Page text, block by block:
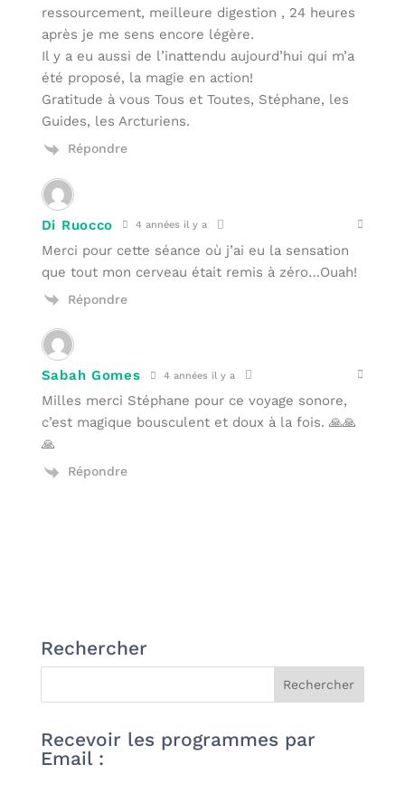
ressourcement, meilleure digestion , 24 heures
après je me sens encore légère.
Il y a eu aussi de l’inattendu aujourd’hui qui m’a
été proposé, la magie en action!
Gratitude à vous Tous et Toutes, Stéphane, les
Guides, les Arcturiens.
Répondre
Di Ruocco 4 années il y a
Merci pour cette séance où j’ai eu la sensation
que tout mon cerveau était remis à zéro…Ouah!
Répondre
Sabah Gomes 4 années il y a
Milles merci Stéphane pour ce voyage sonore,
c’est magique bousculent et doux à la fois. 🙏🙏
🙏
Répondre
Rechercher
Recevoir les programmes par
Email :